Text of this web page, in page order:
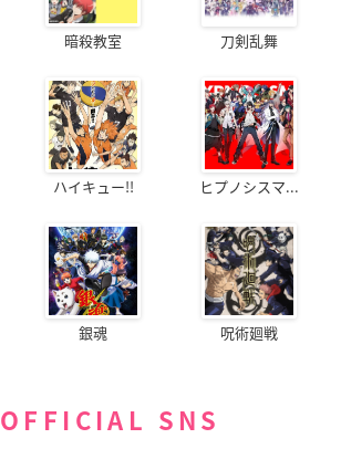
暗殺教室 刀剣乱舞
ハイキュー!! ヒプノシスマ...
銀魂 呪術廻戦
OFFICIAL SNS